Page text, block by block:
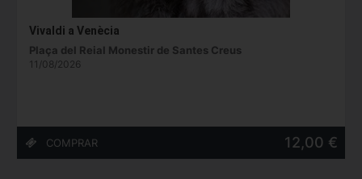
Vivaldi a Venècia
Plaça del Reial Monestir de Santes Creus
11/08/2026
12,00 €